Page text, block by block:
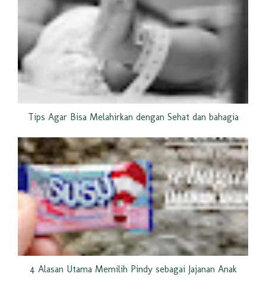
Tips Agar Bisa Melahirkan dengan Sehat dan bahagia
4 Alasan Utama Memilih Pindy sebagai Jajanan Anak